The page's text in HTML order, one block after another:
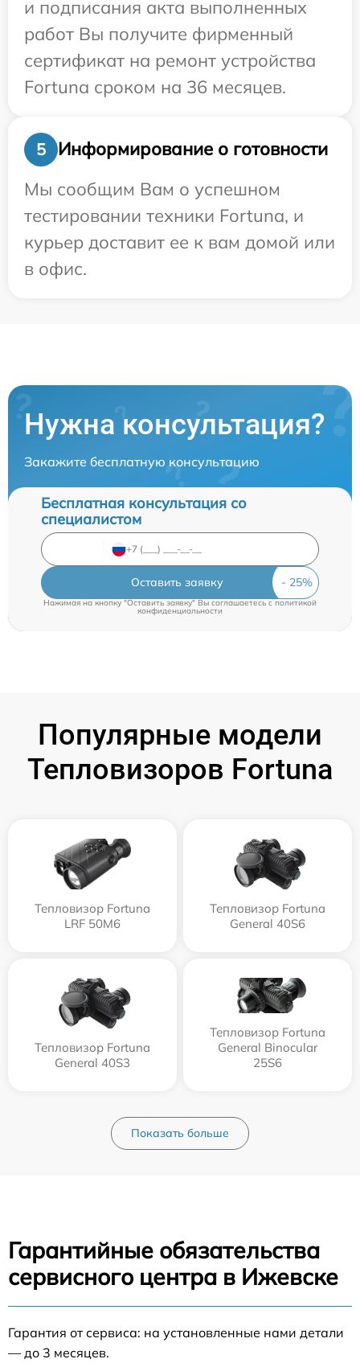
и подписания акта выполненных
работ Вы получите фирменный
сертификат на ремонт устройства
Fortuna сроком на 36 месяцев.
5
Информирование о готовности
Мы сообщим Вам о успешном
тестировании техники Fortuna, и
курьер доставит ее к вам домой или
в офис.
Нужна консультация?
Закажите бесплатную консультацию
Бесплатная консультация со
специалистом
Оставить заявку
Нажимая на кнопку "Оставить заявку" Вы соглашаетесь cполитикой
конфиденциальности
Популярные модели
Тепловизоров Fortuna
Тепловизор Fortuna
LRF 50M6
Тепловизор Fortuna
General 40S6
Тепловизор Fortuna
General 40S3
Тепловизор Fortuna
General Binocular
25S6
Показать больше
Гарантийные обязательства
сервисного центра в Ижевске
Гарантия от сервиса: на установленные нами детали
— до 3 месяцев.